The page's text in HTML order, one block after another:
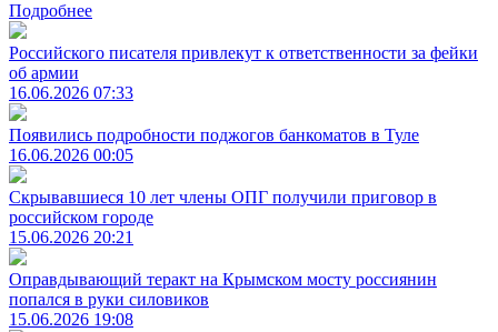
Подробнее
Российского писателя привлекут к ответственности за фейки
об армии
16.06.2026 07:33
Появились подробности поджогов банкоматов в Туле
16.06.2026 00:05
Скрывавшиеся 10 лет члены ОПГ получили приговор в
российском городе
15.06.2026 20:21
Оправдывающий теракт на Крымском мосту россиянин
попался в руки силовиков
15.06.2026 19:08